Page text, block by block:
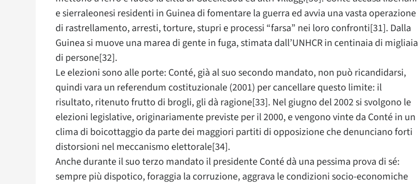
e sierraleonesi residenti in Guinea di fomentare la guerra ed avvia una vasta operazione
di rastrellamento, arresti, torture, stupri e processi “farsa” nei loro confronti[31]. Dalla
Guinea si muove una marea di gente in fuga, stimata dall’UNHCR in centinaia di migliaia
di persone[32].
Le elezioni sono alle porte: Conté, già al suo secondo mandato, non può ricandidarsi,
quindi vara un referendum costituzionale (2001) per cancellare questo limite: il
risultato, ritenuto frutto di brogli, gli dà ragione[33]. Nel giugno del 2002 si svolgono le
elezioni legislative, originariamente previste per il 2000, e vengono vinte da Conté in un
clima di boicottaggio da parte dei maggiori partiti di opposizione che denunciano forti
distorsioni nel meccanismo elettorale[34].
Anche durante il suo terzo mandato il presidente Conté dà una pessima prova di sé:
sempre più dispotico, foraggia la corruzione, aggrava le condizioni socio-economiche